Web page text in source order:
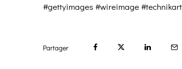
#gettyimages #wireimage #technikart
Partager